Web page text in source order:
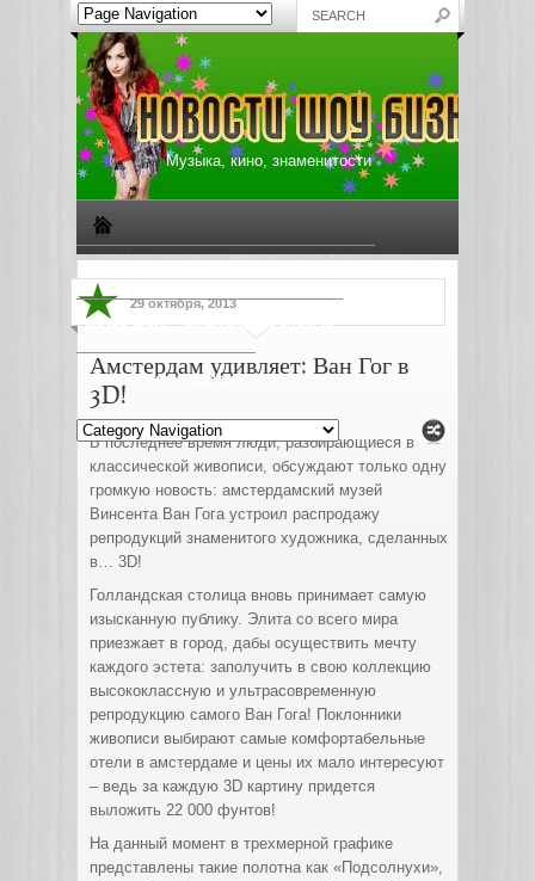
Музыка, кино, знаменитости
Жизнь звезд Музыкальные новости
Новости киноиндустрии
29 октября, 2013
Амстердам удивляет: Ван Гог в
3D!
В последнее время люди, разбирающиеся в
классической живописи, обсуждают только одну
громкую новость: амстердамский музей
Винсента Ван Гога устроил распродажу
репродукций знаменитого художника, сделанных
в… 3D!
Голландская столица вновь принимает самую
изысканную публику. Элита со всего мира
приезжает в город, дабы осуществить мечту
каждого эстета: заполучить в свою коллекцию
высококлассную и ультрасовременную
репродукцию самого Ван Гога! Поклонники
живописи выбирают самые комфортабельные
отели в амстердаме и цены их мало интересуют
– ведь за каждую 3D картину придется
выложить 22 000 фунтов!
На данный момент в трехмерной графике
представлены такие полотна как «Подсолнухи»,